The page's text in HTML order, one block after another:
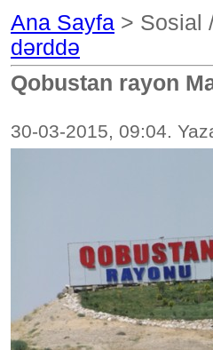
Ana Sayfa > Sosial
dərddə
Qobustan rayon
30-03-2015, 09:04.